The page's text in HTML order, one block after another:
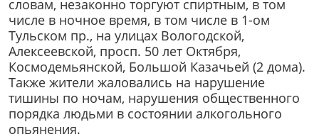
словам, незаконно торгуют спиртным, в том
числе в ночное время, в том числе в 1-ом
Тульском пр., на улицах Вологодской,
Алексеевской, просп. 50 лет Октября,
Космодемьянской, Большой Казачьей (2 дома).
Также жители жаловались на нарушение
тишины по ночам, нарушения общественного
порядка людьми в состоянии алкогольного
опьянения.